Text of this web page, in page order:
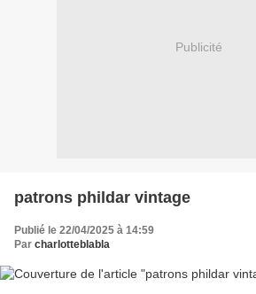
Publicité
patrons phildar vintage
Publié le 22/04/2025 à 14:59
Par charlotteblabla